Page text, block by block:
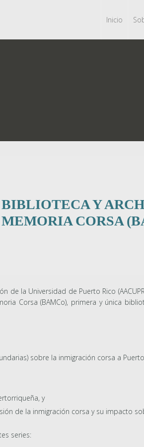
Inicio
BIBLIOTECA Y
MEMORIA CORSA
de la Universidad de Puerto Rico
Corsa (BAMCo), primera y única
sobre la inmigración corsa a
y
de la inmigración corsa y su impacto
series: